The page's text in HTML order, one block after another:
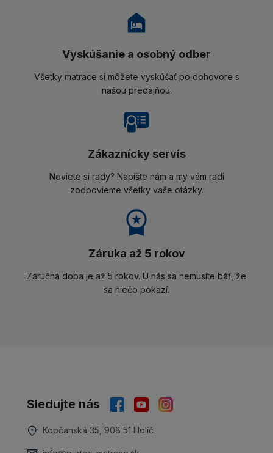
Vyskúšanie a osobný odber
Všetky matrace si môžete vyskúšať po dohovore s
našou predajňou.
Zákaznícky servis
Neviete si rady? Napíšte nám a my vám radi
zodpovieme všetky vaše otázky.
Záruka až 5 rokov
Záručná doba je až 5 rokov. U nás sa nemusíte báť, že
sa niečo pokazí.
Sledujte nás
Kopčanská 35, 908 51 Holíč